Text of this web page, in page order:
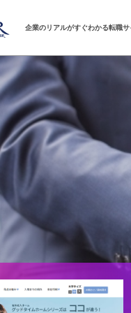
企業のリアルがすぐわかる転職